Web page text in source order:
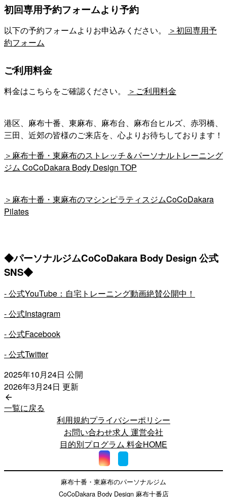
初回専用予約フォームより予約
以下の予約フォームよりお申込みください。
＞初回専用予
約フォーム
ご利用料金
料金はこちらをご確認ください。 ＞ご利用料金
港区、麻布十番、東麻布、麻布台、麻布台ヒルズ、赤羽橋、
三田、近郊の皆様のご来店を、心よりお待ちしております！
＞麻布十番・東麻布のストレッチ＆パーソナルトレーニング
ジム CoCoDakara Body Design TOP
＞麻布十番・東麻布のマシンピラティスジムCoCoDakara
Pilates
◆パーソナルジムCoCoDakara Body Design 公式
SNS◆
- 公式YouTube：自宅トレーニング動画絶賛公開中！
- 公式Instagram
- 公式Facebook
- 公式Twitter
2025年10月24日 公開
2026年3月24日 更新
一覧に戻る
利用規約プライバシーポリシー
お問い合わせ求人 運営会社
目的別プログラム 料金HOME
麻布十番・東麻布のパーソナルジム
CoCoDakara Body Design 麻布十番店